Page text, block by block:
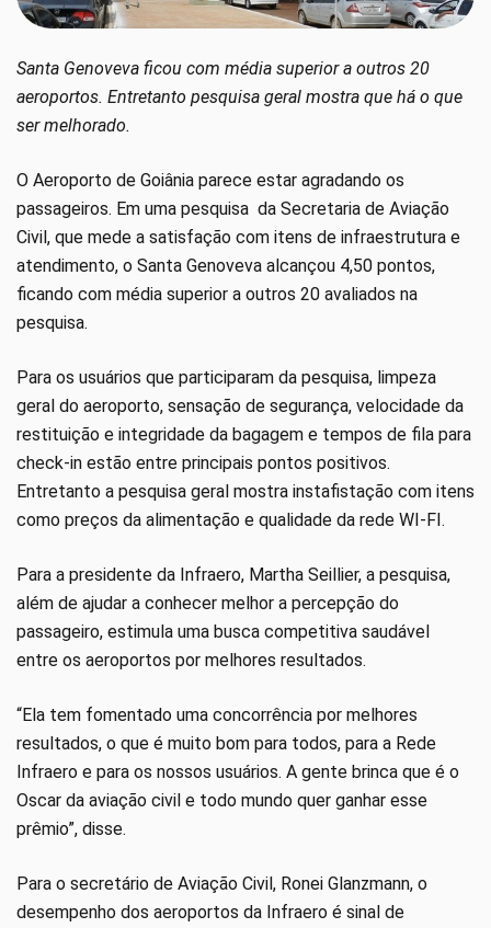
Santa Genoveva ficou com média superior a outros 20
aeroportos. Entretanto pesquisa geral mostra que há o que
ser melhorado.
O Aeroporto de Goiânia parece estar agradando os
passageiros. Em uma pesquisa da Secretaria de Aviação
Civil, que mede a satisfação com itens de infraestrutura e
atendimento, o Santa Genoveva alcançou 4,50 pontos,
ficando com média superior a outros 20 avaliados na
pesquisa.
Para os usuários que participaram da pesquisa, limpeza
geral do aeroporto, sensação de segurança, velocidade da
restituição e integridade da bagagem e tempos de fila para
check-in estão entre principais pontos positivos.
Entretanto a pesquisa geral mostra instafistação com itens
como preços da alimentação e qualidade da rede WI-FI.
Para a presidente da Infraero, Martha Seillier, a pesquisa,
além de ajudar a conhecer melhor a percepção do
passageiro, estimula uma busca competitiva saudável
entre os aeroportos por melhores resultados.
“Ela tem fomentado uma concorrência por melhores
resultados, o que é muito bom para todos, para a Rede
Infraero e para os nossos usuários. A gente brinca que é o
Oscar da aviação civil e todo mundo quer ganhar esse
prêmio”, disse.
Para o secretário de Aviação Civil, Ronei Glanzmann, o
desempenho dos aeroportos da Infraero é sinal de